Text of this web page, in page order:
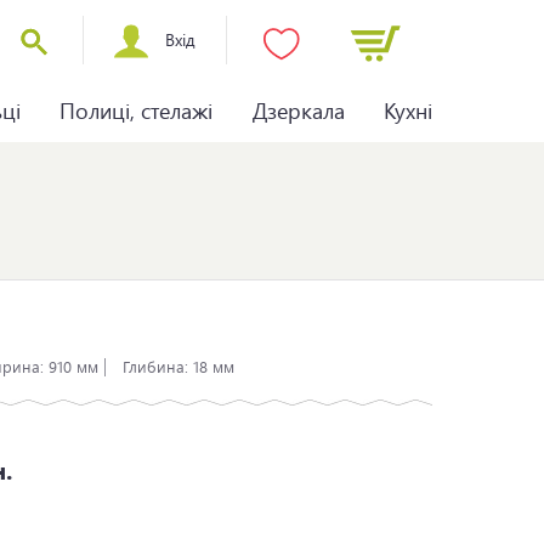
Вхід
Полиці, стелажі Дзеркала Кухні
910 мм Глибина: 18 мм